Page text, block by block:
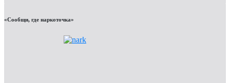
«Сообщи, где наркоточка»